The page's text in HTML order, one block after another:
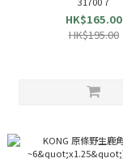
HK$165.00
HK$195.00